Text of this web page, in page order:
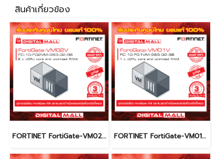
สินค้าเกี่ยวข้อง
FORTINET FortiGate-VM02V FC-10-FG2VM-963-02-36 (License) รับประกัน 3 ปี FORTINET FortiGate-VM01V FC-10-FG1VM-963-02-36 (License) รับประกัน 3 ปี